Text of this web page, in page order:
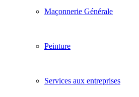
Maçonnerie Générale
Peinture
Services aux entreprises